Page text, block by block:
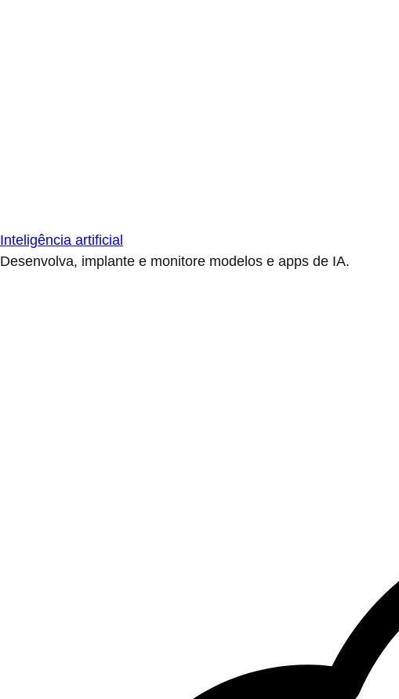
Inteligência artificial
Desenvolva, implante e monitore modelos e apps de IA.